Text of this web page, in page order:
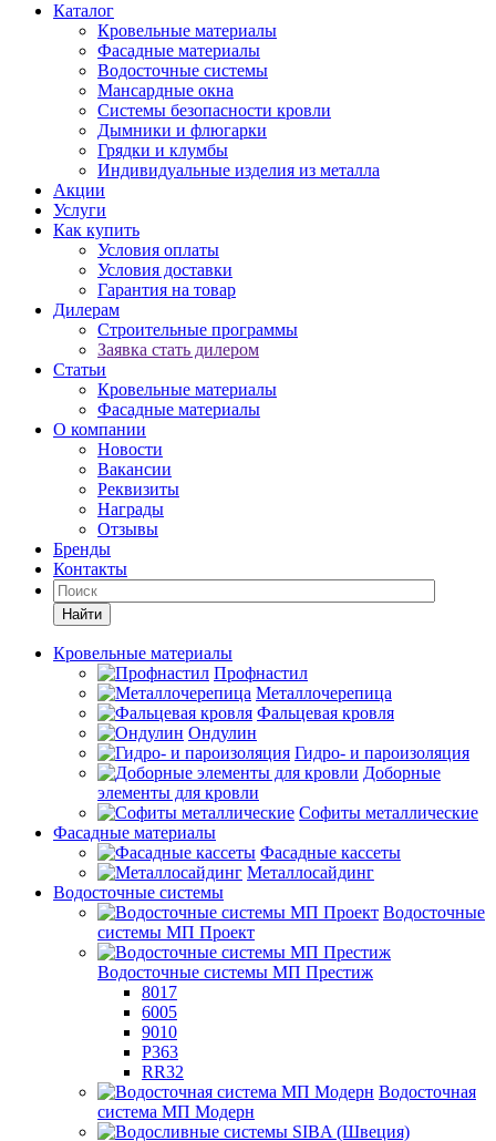
Каталог
Кровельные материалы
Фасадные материалы
Водосточные системы
Мансардные окна
Системы безопасности кровли
Дымники и флюгарки
Грядки и клумбы
Индивидуальные изделия из металла
Акции
Услуги
Как купить
Условия оплаты
Условия доставки
Гарантия на товар
Дилерам
Строительные программы
Заявка стать дилером
Статьи
Кровельные материалы
Фасадные материалы
О компании
Новости
Вакансии
Реквизиты
Награды
Отзывы
Бренды
Контакты
Найти
Кровельные материалы
Профнастил
Металлочерепица
Фальцевая кровля
Ондулин
Гидро- и пароизоляция
Доборные
элементы для кровли
Софиты металлические
Фасадные материалы
Фасадные кассеты
Металлосайдинг
Водосточные системы
Водосточные
системы МП Проект
Водосточные системы МП Престиж
8017
6005
9010
P363
RR32
Водосточная
система МП Модерн